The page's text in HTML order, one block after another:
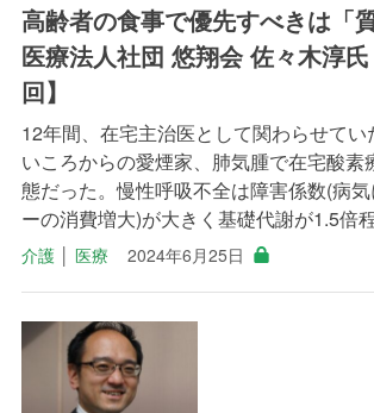
高齢者の食事で優先すべきは「
医療法人社団 悠翔会 佐々木淳
回】
12年間、在宅主治医として関わらせて
いころからの愛煙家、肺気腫で在宅酸素
態だった。慢性呼吸不全は障害係数(病
ーの消費増大)が大きく基礎代謝が1.5倍
介護│ 医療 2024年6月25日